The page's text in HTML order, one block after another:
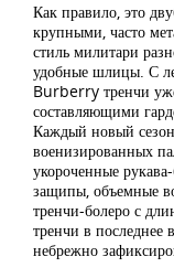
Как правило, это
крупными, часто
стиль милитари
удобные шлицы. С
Burberry тренчи
составляющими
Каждый новый
военизированных
укороченные
защипы, объемные
тренчи-болеро с
тренчи в последнее
небрежно